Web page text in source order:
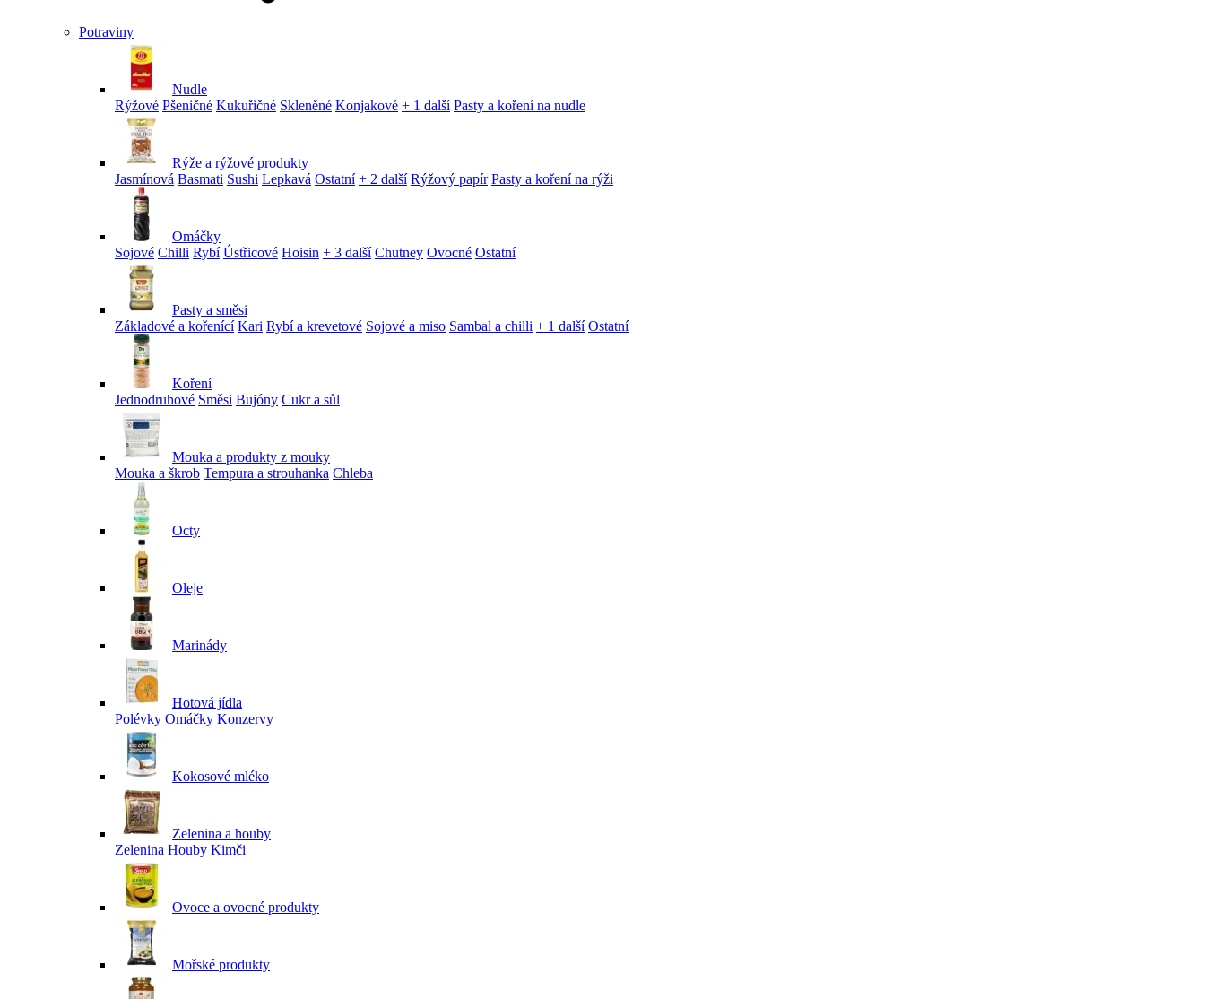
Potraviny
Nudle
Rýžové Pšeničné Kukuřičné Skleněné Konjakové + 1 další Pasty a koření na nudle
Rýže a rýžové produkty
Jasmínová Basmati Sushi Lepkavá Ostatní + 2 další Rýžový papír Pasty a koření na rýži
Omáčky
Sojové Chilli Rybí Ústřicové Hoisin + 3 další Chutney Ovocné Ostatní
Pasty a směsi
Základové a kořenící Kari Rybí a krevetové Sojové a miso Sambal a chilli + 1 další Ostatní
Koření
Jednodruhové Směsi Bujóny Cukr a sůl
Mouka a produkty z mouky
Mouka a škrob Tempura a strouhanka Chleba
Octy
Oleje
Marinády
Hotová jídla
Polévky Omáčky Konzervy
Kokosové mléko
Zelenina a houby
Zelenina Houby Kimči
Ovoce a ovocné produkty
Mořské produkty